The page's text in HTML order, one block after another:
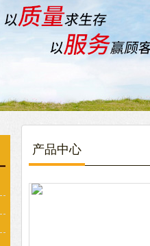
产品中心